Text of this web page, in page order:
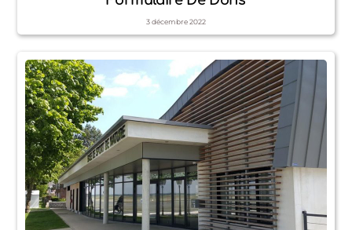
3décembre2022